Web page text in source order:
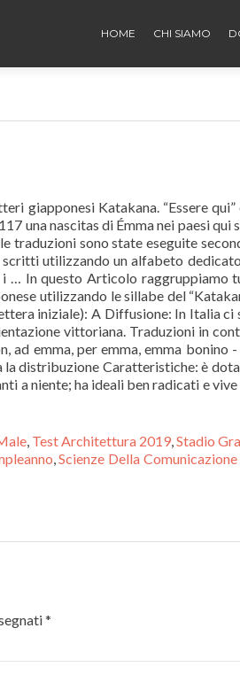
HOME CHI SIAMO
giapponesi Katakana. “Essere qui”
una nascitas di Émma nei paesi qui
traduzioni sono state eseguite
scritti utilizzando un alfabeto
i … In questo Articolo raggruppiamo
utilizzando le sillabe del
iniziale): A Diffusione: In Italia ci
vittoriana. Traduzioni in
ad emma, per emma, emma bonino
la distribuzione Caratteristiche: è
a niente; ha ideali ben radicati e vive
, Test Architettura 2019,Stadio
,Scienze Della
*